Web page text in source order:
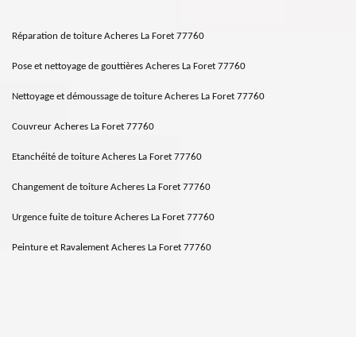
Réparation de toiture Acheres La Foret 77760
Pose et nettoyage de gouttières Acheres La Foret 77760
Nettoyage et démoussage de toiture Acheres La Foret 77760
Couvreur Acheres La Foret 77760
Etanchéité de toiture Acheres La Foret 77760
Changement de toiture Acheres La Foret 77760
Urgence fuite de toiture Acheres La Foret 77760
Peinture et Ravalement Acheres La Foret 77760